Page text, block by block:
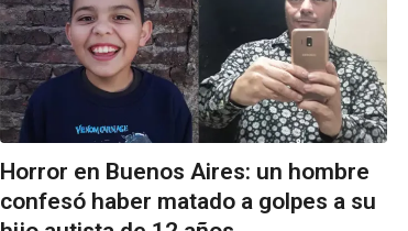
Horror en Buenos Aires: un hombre
confesó haber matado a golpes a su